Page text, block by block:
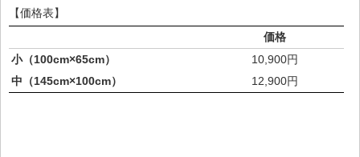
【価格表】
価格
小（100cm×65cm）
10,900円
中（145cm×100cm）
12,900円